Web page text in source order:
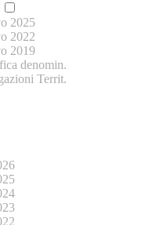
2025
2022
2019
denomin.
Territ.